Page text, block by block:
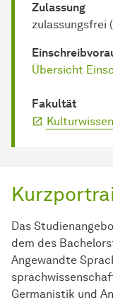
Zulassung
zulassungsfrei
Übersicht
Fakultät
Das
dem des
Angewandte
Germanistik und